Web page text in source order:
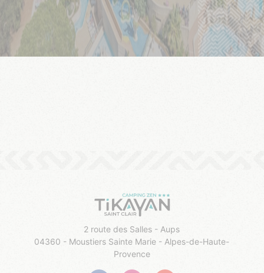
2 route des Salles - Aups
04360 - Moustiers Sainte Marie - Alpes-de-Haute-
Provence